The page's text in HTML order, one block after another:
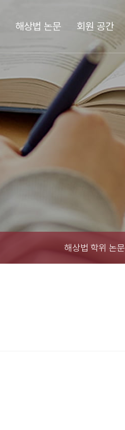
해상법 논문 회원 공간
해상법 학위 논문